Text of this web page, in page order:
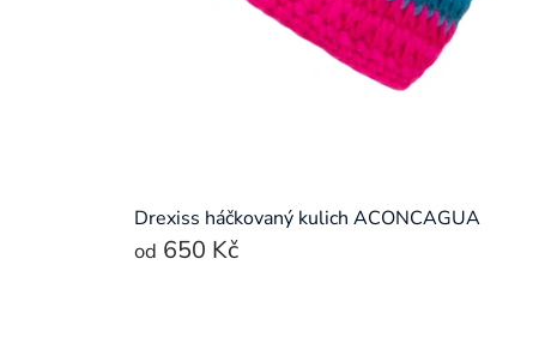
Drexiss háčkovaný kulich ACONCAGUA
od 650 Kč